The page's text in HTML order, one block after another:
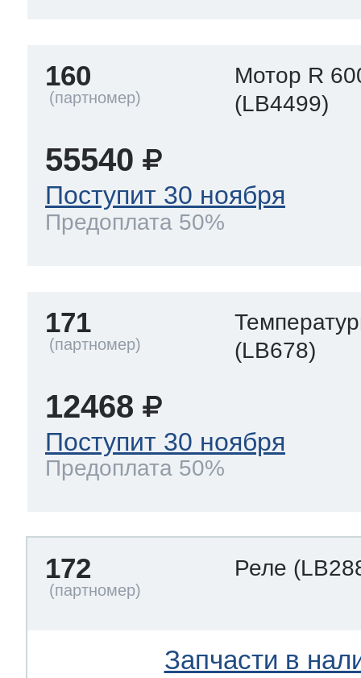
160
Мотор R
(LB4499)
55540
Поступит 30 ноября
Предоплата 50%
171
(LB678)
12468
Поступит 30 ноября
Предоплата 50%
172 Реле
Запчасти в